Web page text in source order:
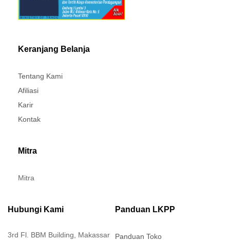
Keranjang Belanja
Tentang Kami
Afiliasi
Karir
Kontak
Mitra
Mitra
Hubungi Kami
3rd Fl. BBM Building, Makassar
Panduan LKPP
Panduan Toko